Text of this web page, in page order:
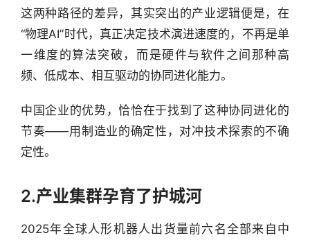
这两种路径的差异，其实突出的产业逻辑便是，在
“物理AI”时代，真正决定技术演进速度的，不再是单
一维度的算法突破，而是硬件与软件之间那种高
频、低成本、相互驱动的协同进化能力。
中国企业的优势，恰恰在于找到了这种协同进化的
节奏——用制造业的确定性，对冲技术探索的不确
定性。
2.产业集群孕育了护城河
2025年全球人形机器人出货量前六名全部来自中